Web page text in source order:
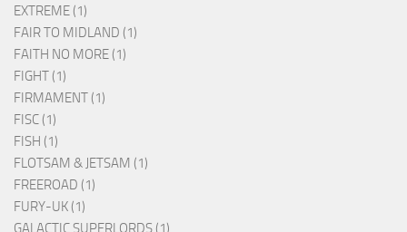
EXTREME (1)
FAIR TO MIDLAND (1)
FAITH NO MORE (1)
FIGHT (1)
FIRMAMENT (1)
FISC (1)
FISH (1)
FLOTSAM & JETSAM (1)
FREEROAD (1)
FURY-UK (1)
GALACTIC SUPERLORDS (1)